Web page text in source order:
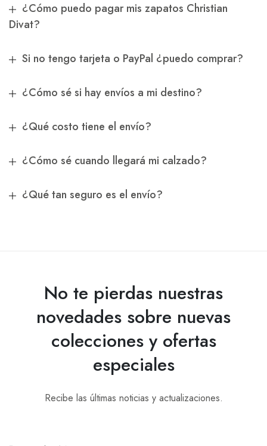
¿Cómo puedo pagar mis zapatos Christian
Divat?
Si no tengo tarjeta o PayPal ¿puedo comprar?
¿Cómo sé si hay envíos a mi destino?
¿Qué costo tiene el envío?
¿Cómo sé cuando llegará mi calzado?
¿Qué tan seguro es el envío?
No te pierdas nuestras
novedades sobre nuevas
colecciones y ofertas
especiales
Recibe las últimas noticias y actualizaciones.